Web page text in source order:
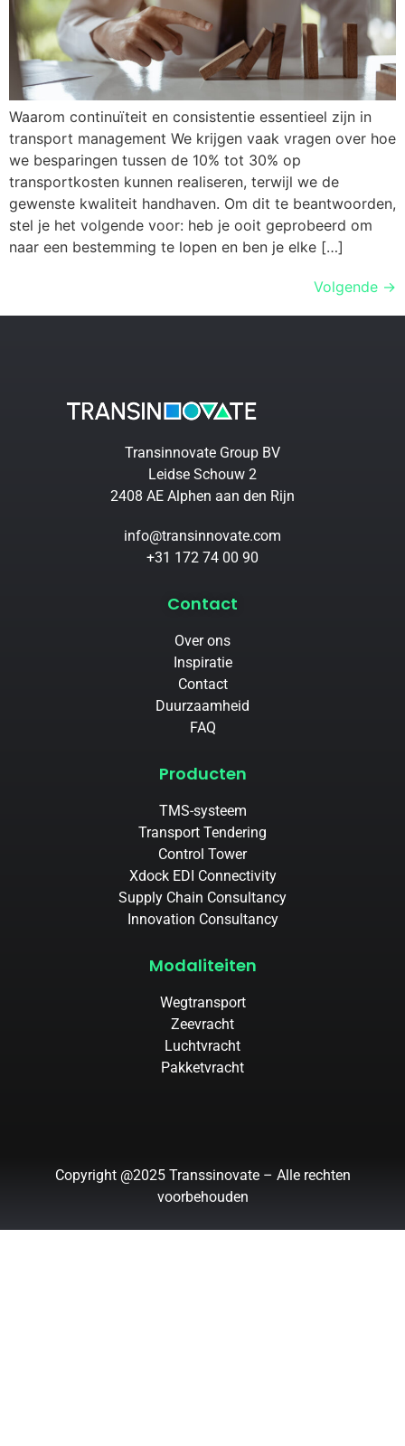
Waarom continuïteit en consistentie essentieel zijn in
transport management We krijgen vaak vragen over hoe
we besparingen tussen de 10% tot 30% op
transportkosten kunnen realiseren, terwijl we de
gewenste kwaliteit handhaven. Om dit te beantwoorden,
stel je het volgende voor: heb je ooit geprobeerd om
naar een bestemming te lopen en ben je elke […]
Volgende →
Transinnovate Group BV
Leidse Schouw 2
2408 AE Alphen aan den Rijn
info@transinnovate.com
+31 172 74 00 90
Contact
Over ons
Inspiratie
Contact
Duurzaamheid
FAQ
Producten
TMS-systeem
Transport Tendering
Control Tower
Xdock EDI Connectivity
Supply Chain Consultancy
Innovation Consultancy
Modaliteiten
Wegtransport
Zeevracht
Luchtvracht
Pakketvracht
Copyright @2025 Transsinovate – Alle rechten
voorbehouden